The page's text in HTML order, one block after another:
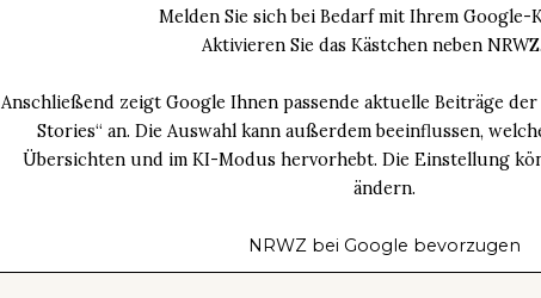
Melden Sie sich bei Bedarf mit Ihrem Google-
Aktivieren Sie das Kästchen neben
Anschließend zeigt Google Ihnen passende aktuelle Beiträge
Stories“ an. Die Auswahl kann außerdem beeinflussen,
Übersichten und im KI-Modus hervorhebt. Die Einstellung
ändern.
NRWZ bei Google bevorzugen